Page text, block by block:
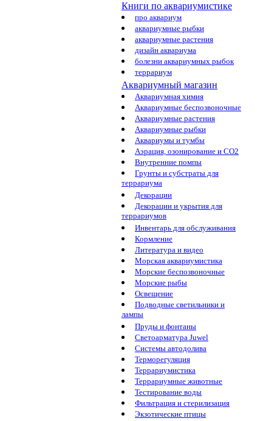
Книги по аквариумистике
про аквариум
аквариумные рыбки
аквариумные растения
дизайн аквариума
болезни аквариумных рыбок
террариум
Аквариумный магазин
Аквариумная химия
Аквариумные беспозвоночные
Аквариумные растения
Аквариумные рыбки
Аквариумы и тумбы
Аэрация, озонирование и CO2
Внутренние помпы
Грунты и субстраты для
террариума
Декорации
Декорации и укрытия для
террариумов
Инвентарь для обслуживания
Кормление
Литература и видео
Морская аквариумистика
Морские беспозвоночные
Морские рыбы
Освещение
Подводные светильники и
лампы
Пруды и фонтаны
Светоарматура Juwel
Системы автодолива
Терморегуляция
Террариумистика
Террариумные животные
Тестирование воды
Фильтрация и стерилизация
Экзотические птицы